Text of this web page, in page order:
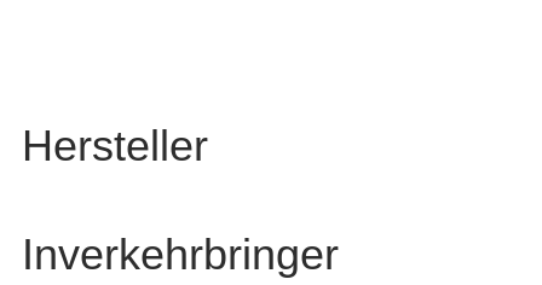
Hersteller
Inverkehrbringer